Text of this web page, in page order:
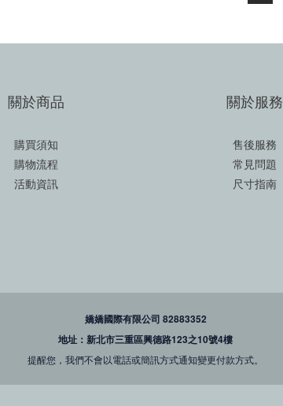
關於商品
購買須知
購物流程
活動資訊
關於服務
售後服務
常見問題
尺寸指南
嬌嬌國際有限公司 82883352
地址：新北市三重區興德路123之10號4樓
提醒您，我們不會以電話或簡訊方式通知變更付款方式。